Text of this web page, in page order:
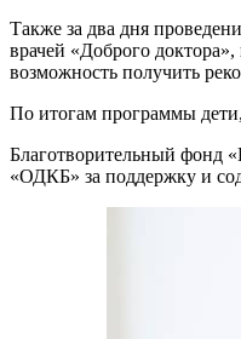
Также за два дня
врачей «Доброго
возможность получить
По итогам программы
Благотворительный фонд
«ОДКБ» за поддержку и